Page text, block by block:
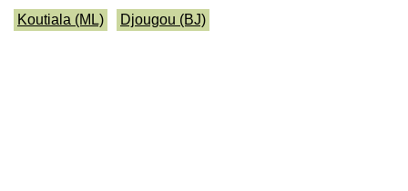
Koutiala (ML)
Djougou (BJ)